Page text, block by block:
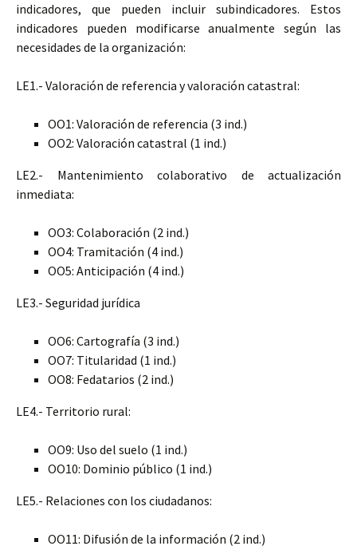
indicadores, que pueden incluir subindicadores. Estos
indicadores pueden modificarse anualmente según las
necesidades de la organización:
LE1.- Valoración de referencia y valoración catastral:
OO1: Valoración de referencia (3 ind.)
OO2: Valoración catastral (1 ind.)
LE2.- Mantenimiento colaborativo de actualización
inmediata:
OO3: Colaboración (2 ind.)
OO4: Tramitación (4 ind.)
OO5: Anticipación (4 ind.)
LE3.- Seguridad jurídica
OO6: Cartografía (3 ind.)
OO7: Titularidad (1 ind.)
OO8: Fedatarios (2 ind.)
LE4.- Territorio rural:
OO9: Uso del suelo (1 ind.)
OO10: Dominio público (1 ind.)
LE5.- Relaciones con los ciudadanos:
OO11: Difusión de la información (2 ind.)